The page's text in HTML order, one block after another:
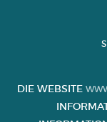
DIE WEBSITE